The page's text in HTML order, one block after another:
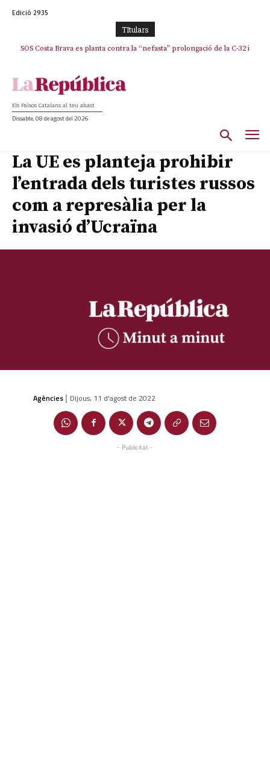
Edició 2935
TItulars
SOS Costa Brava es planta contra la “nefasta” prolongació de la C-32 i
Els Països Catalans al teu abast
Dissabte, 08 de agost del 2026
La UE es planteja prohibir
l’entrada dels turistes russos
com a represàlia per la
invasió d’Ucraïna
Agències | Dijous, 11 d'agost de 2022
- Publicitat -